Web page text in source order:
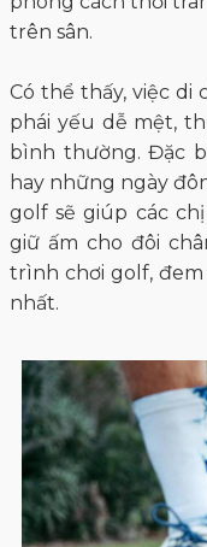
trên sân.
Có thể thấy, việc di
phái yếu dễ mệt,
bình thường. Đặc
hay những ngày
golf sẽ giúp các
giữ ấm cho đôi
trình chơi golf,
nhất.